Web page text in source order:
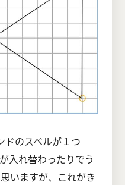
ドのスペルが１つ
入れ替わったりでう
いますが、これがき